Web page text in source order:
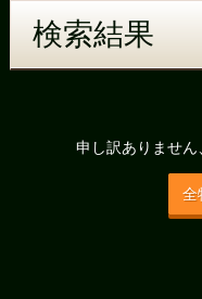
検索結果
申し訳ありません
全